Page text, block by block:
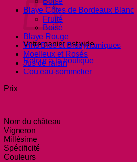
Votre panier est vide.
Retour à la boutique
Blaye Côtes de Bordeaux Blanc
Fruité
Boisé
Blaye Rouge
Vins Bios et Biodynamiques
Moelleux et Rosés
Jus de raisin
Couteau-sommelier
Prix
Nom du château
Vigneron
Millésime
Spécificité
Couleurs